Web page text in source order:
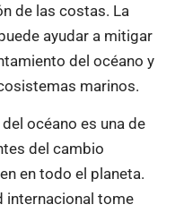
de las costas. La
ayudar a mitigar
del océano y
marinos.
océano es una de
del cambio
en todo el planeta.
internacional tome